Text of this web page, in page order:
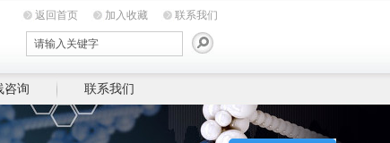
返回首页 加入收藏 联系我们
咨询 联系我们